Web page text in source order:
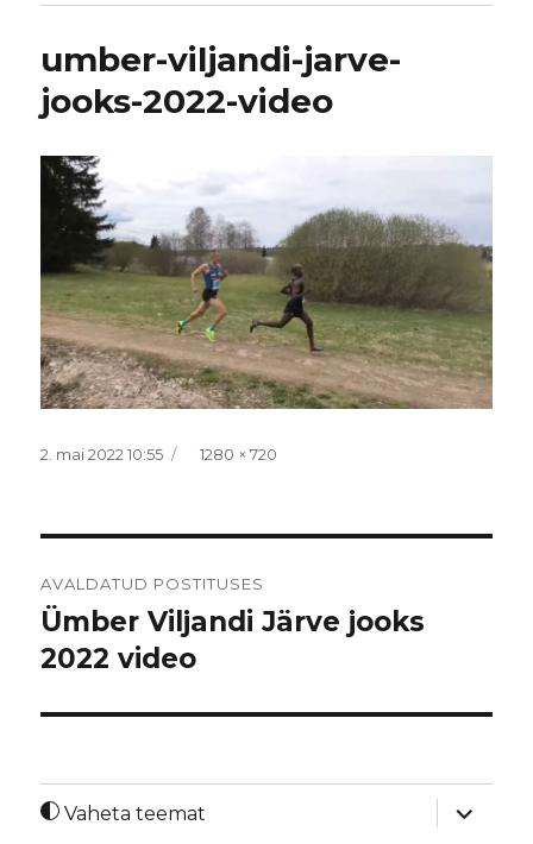
umber-viljandi-jarve-
jooks-2022-video
Postitatud
2. mai 2022 10:55 Täissuurus
1280 × 720
AVALDATUD POSTITUSES
Ümber Viljandi Järve jooks
2022 video
Vaheta teemat
laienda